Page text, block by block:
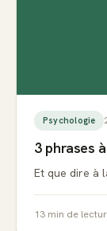
Psychologie
3 phrases
Et que dire à
13 min de